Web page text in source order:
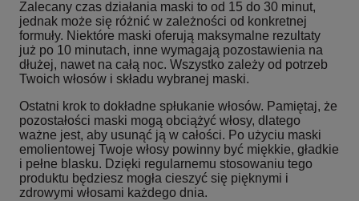
Zalecany czas działania maski to od 15 do 30 minut,
jednak może się różnić w zależności od konkretnej
formuły. Niektóre maski oferują maksymalne rezultaty
już po 10 minutach, inne wymagają pozostawienia na
dłużej, nawet na całą noc. Wszystko zależy od potrzeb
Twoich włosów i składu wybranej maski.
Ostatni krok to dokładne spłukanie włosów. Pamiętaj, że
pozostałości maski mogą obciążyć włosy, dlatego
ważne jest, aby usunąć ją w całości. Po użyciu maski
emolientowej Twoje włosy powinny być miękkie, gładkie
i pełne blasku. Dzięki regularnemu stosowaniu tego
produktu będziesz mogła cieszyć się pięknymi i
zdrowymi włosami każdego dnia.